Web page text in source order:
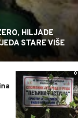
HILJADE
STARE VIŠE
0